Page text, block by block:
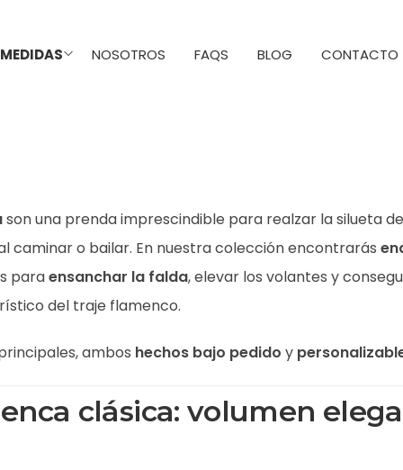
NOSOTROS FAQS BLOG CONTACTO
son una prenda imprescindible para realzar la silueta
caminar o bailar. En nuestra colección encontrarás
paraensanchar la falda, elevar los volantes y
del traje flamenco.
ambos hechos bajo pedido y
clásica: volumen